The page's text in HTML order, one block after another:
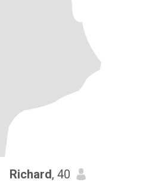
Richard, 40